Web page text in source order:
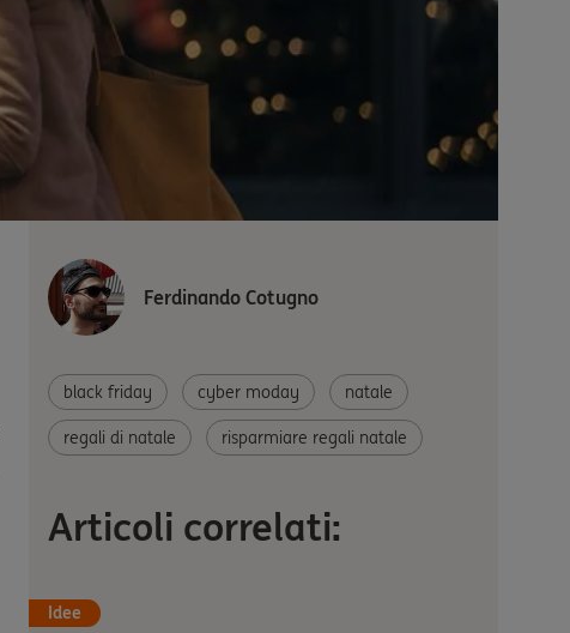
Ferdinando Cotugno
black friday cyber moday natale
regali di natale risparmiare regali natale
Articoli correlati:
Idee